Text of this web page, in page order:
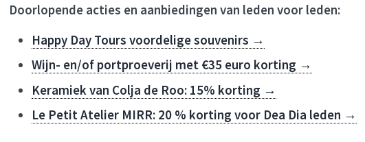
Doorlopende acties en aanbiedingen van leden voor leden:
Happy Day Tours voordelige souvenirs →
Wijn- en/of portproeverij met €35 euro korting →
Keramiek van Colja de Roo: 15% korting →
Le Petit Atelier MIRR: 20 % korting voor Dea Dia leden →